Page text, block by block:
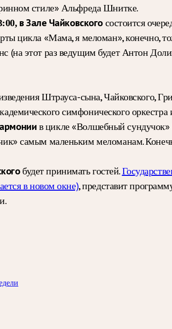
стиле» Альфреда Шнитке.
в Зале Чайковскогосостоится
цикла «Мама, я меломан», конечно,
(на этот раз ведущим будет Антон
Штрауса-сына, Чайковского,
симфонического
в цикле «Волшебный
самым маленьким меломанам.
будет принимать гостей.
в новом окне), представит